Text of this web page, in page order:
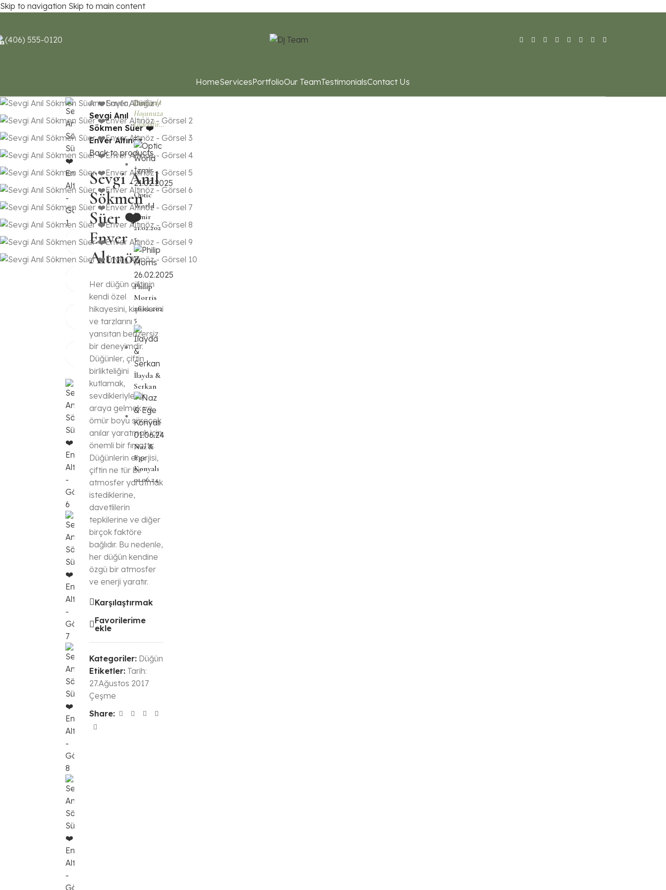
Skip to navigation Skip to main content
(406) 555-0120
HomeServicesPortfolioOur TeamTestimonialsContact Us
Ana Sayfa/Düğün/
Sevgi Anıl
Sökmen Süer ❤️
Enver Altınöz
Back to products
Sevgi Anıl
Sökmen
Süer ❤️
Enver
Altınöz
Her düğün çiftinin
kendi özel
hikayesini, kişiliklerini
ve tarzlarını
yansıtan benzersiz
bir deneyimdir.
Düğünler, çiftin
birlikteliğini
kutlamak,
sevdikleriyle bir
araya gelmek ve
ömür boyu sürecek
anılar yaratmak için
önemli bir fırsattır.
Düğünlerin enerjisi,
çiftin ne tür bir
atmosfer yaratmak
istediklerine,
davetlilerin
tepkilerine ve diğer
birçok faktöre
bağlıdır. Bu nedenle,
her düğün kendine
özgü bir atmosfer
ve enerji yaratır.
Karşılaştırmak
Favorilerime
ekle
Kategoriler: Düğün
Etiketler: Tarih:
27.Ağustos 2017
Çeşme
Share:
Bunlarda
Hoşunuza
Gidebilir…
Optic
World
İzmir
21.02.202
5
Philip
Morris
26.02.202
5
İlayda &
Serkan
Naz &
Ege
Konyalı
01.06.24